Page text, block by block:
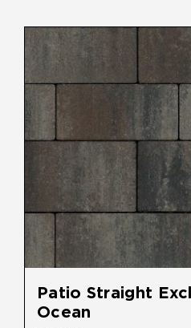
Patio Straight
Ocean